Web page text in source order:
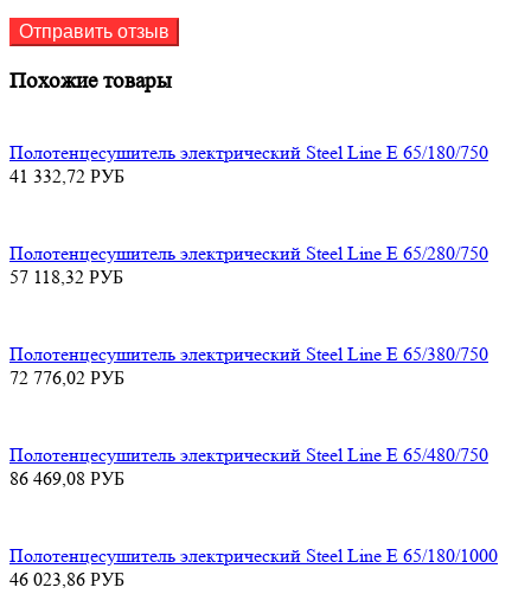
Похожие товары
Полотенцесушитель электрический Steel Line E 65/180/750
41 332,72 РУБ
Полотенцесушитель электрический Steel Line E 65/280/750
57 118,32 РУБ
Полотенцесушитель электрический Steel Line E 65/380/750
72 776,02 РУБ
Полотенцесушитель электрический Steel Line E 65/480/750
86 469,08 РУБ
Полотенцесушитель электрический Steel Line E 65/180/1000
46 023,86 РУБ